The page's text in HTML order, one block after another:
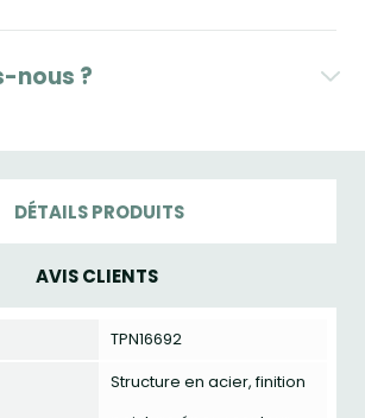
nous ?
DÉTAILS PRODUITS
AVIS CLIENTS
TPN16692
Structure en acier, finition